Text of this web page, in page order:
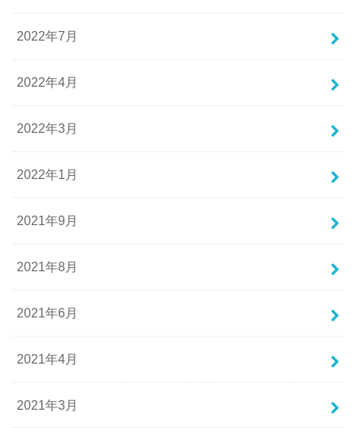
2022年7月
2022年4月
2022年3月
2022年1月
2021年9月
2021年8月
2021年6月
2021年4月
2021年3月